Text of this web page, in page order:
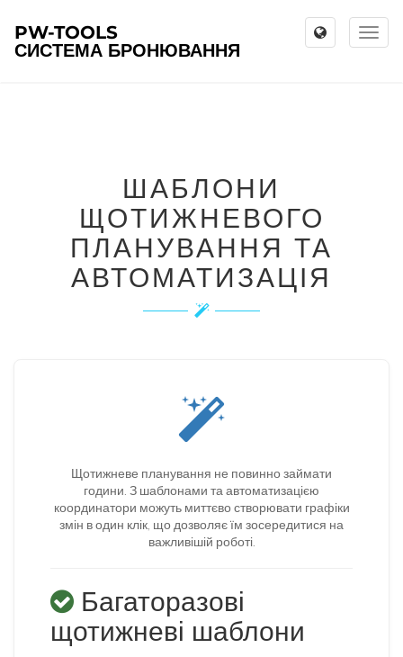
Toggle
PW-TOOLS
СИСТЕМА БРОНЮВАННЯ
ШАБЛОНИ
ЩОТИЖНЕВОГО
ПЛАНУВАННЯ ТА
АВТОМАТИЗАЦІЯ
Щотижневе планування не повинно займати
години. З шаблонами та автоматизацією
координатори можуть миттєво створювати графіки
змін в один клік, що дозволяє їм зосередитися на
важливішій роботі.
Багаторазові
щотижневі шаблони